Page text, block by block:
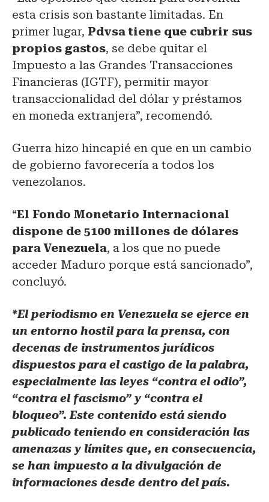
esta crisis son bastante limitadas. En
primer lugar, Pdvsa tiene que cubrir sus
propios gastos, se debe quitar el
Impuesto a las Grandes Transacciones
Financieras (IGTF), permitir mayor
transaccionalidad del dólar y préstamos
en moneda extranjera”, recomendó.
Guerra hizo hincapié en que en un cambio
de gobierno favorecería a todos los
venezolanos.
“El Fondo Monetario Internacional
dispone de 5100 millones de dólares
para Venezuela, a los que no puede
acceder Maduro porque está sancionado”,
concluyó.
*El periodismo en Venezuela se ejerce en
un entorno hostil para la prensa, con
decenas de instrumentos jurídicos
dispuestos para el castigo de la palabra,
especialmente las leyes “contra el odio”,
“contra el fascismo” y “contra el
bloqueo”. Este contenido está siendo
publicado teniendo en consideración las
amenazas y límites que, en consecuencia,
se han impuesto a la divulgación de
informaciones desde dentro del país.